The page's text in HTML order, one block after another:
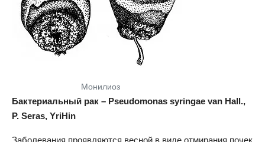
Монилиоз
Бактериальный рак – Pseudomonas syringae van Hall.,
P. Seras, YriHin
Заболевания проявляются весной в виде отмирания почек